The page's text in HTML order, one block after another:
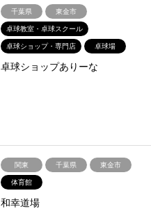
千葉県
東金市
卓球教室・卓球スクール
卓球ショップ・専門店
卓球場
卓球ショップありーな
関東 千葉県
東金市
体育館
和幸道場